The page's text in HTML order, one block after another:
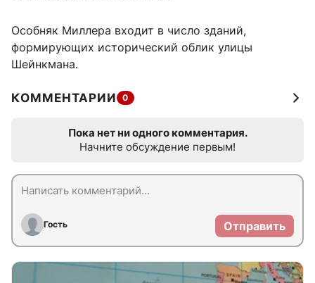
Особняк Миллера входит в число зданий,
формирующих исторический облик улицы
Шейнкмана.
КОММЕНТАРИИ 0
Пока нет ни одного комментария.
Начните обсуждение первым!
Гость Отправить